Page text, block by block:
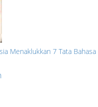
Menaklukkan 7 Tata Bahasa